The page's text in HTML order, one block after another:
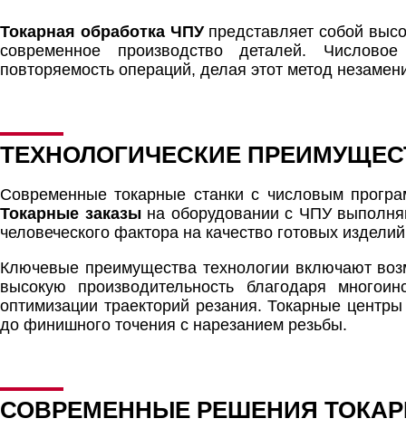
Токарная обработка ЧПУпредставляет собой
современное производство деталей.
повторяемость операций, делая этот метод
ТЕХНОЛОГИЧЕСКИЕ
Современные токарные станки с числовым
Токарные заказына оборудовании с ЧПУ
человеческого фактора на качество готовых
Ключевые преимущества технологии включают
высокую производительность благодаря
оптимизации траекторий резания. Токарные
до финишного точения с нарезанием резьбы.
СОВРЕМЕННЫЕ РЕШЕНИЯ